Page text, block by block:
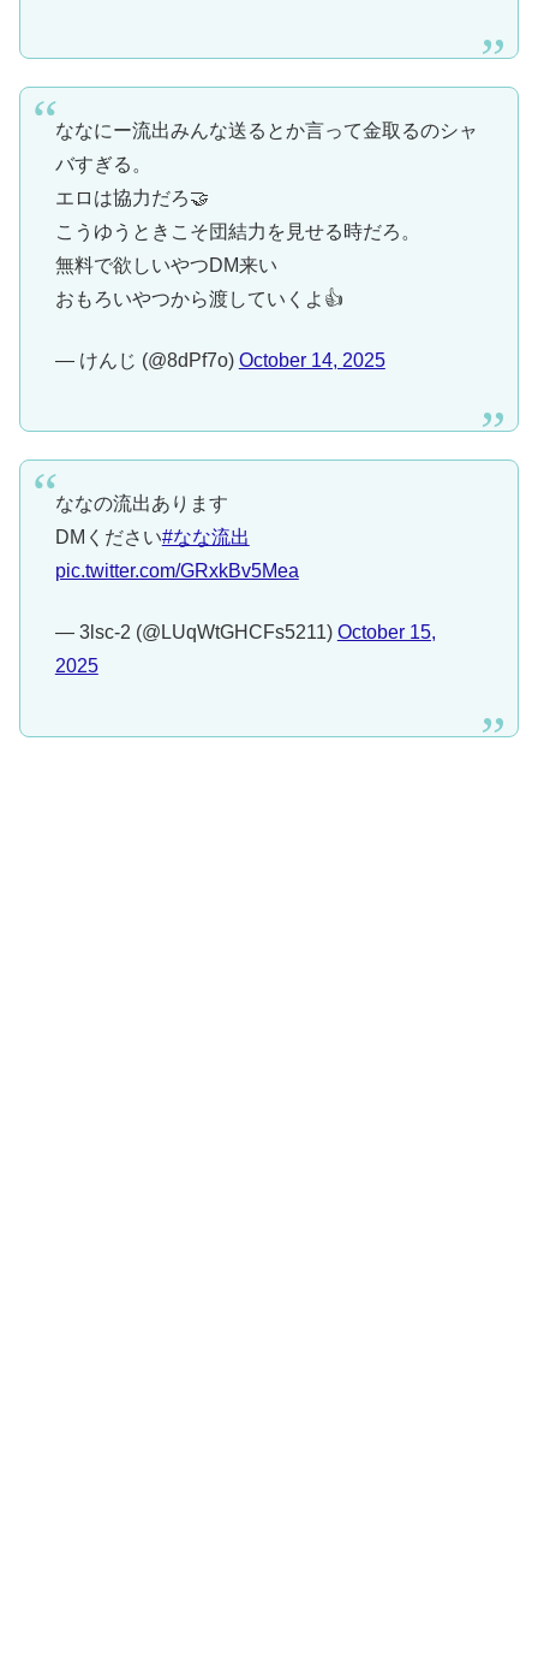
ななにー流出みんな送るとか言って金取るのシャ
バすぎる。
エロは協力だろ🤝
こうゆうときこそ団結力を見せる時だろ。
無料で欲しいやつDM来い
おもろいやつから渡していくよ👍
— けんじ (@8dPf7o) October 14, 2025
ななの流出あります
DMください#なな流出
pic.twitter.com/GRxkBv5Mea
— 3lsc-2 (@LUqWtGHCFs5211) October 15,
2025